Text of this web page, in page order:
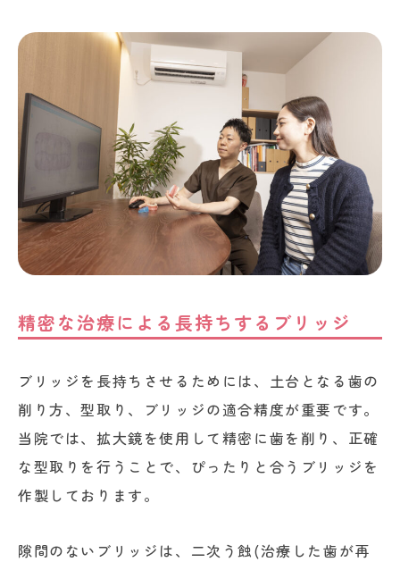
精密な治療による長持ちするブリッジ
ブリッジを長持ちさせるためには、土台となる歯の
削り方、型取り、ブリッジの適合精度が重要です。
当院では、拡大鏡を使用して精密に歯を削り、正確
な型取りを行うことで、ぴったりと合うブリッジを
作製しております。
隙間のないブリッジは、二次う蝕(治療した歯が再